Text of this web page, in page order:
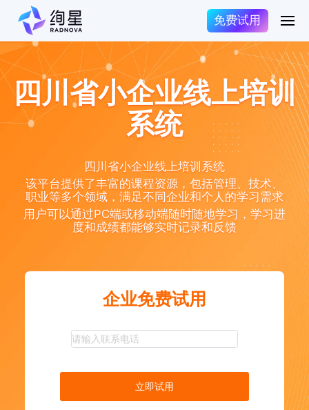
免费试用
四川省小企业线上培训
系统
四川省小企业线上培训系统
该平台提供了丰富的课程资源，包括管理、技术、
职业等多个领域，满足不同企业和个人的学习需求
用户可以通过PC端或移动端随时随地学习，学习进
度和成绩都能够实时记录和反馈
企业免费试用
立即试用